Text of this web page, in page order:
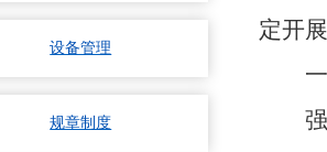
设备管理
规章制度
定开